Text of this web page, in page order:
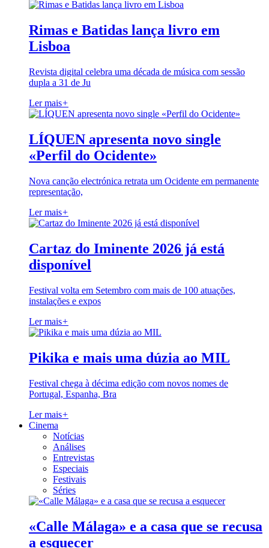
Rimas e Batidas lança livro em
Lisboa
Revista digital celebra uma década de música com sessão
dupla a 31 de Ju
Ler mais+
LÍQUEN apresenta novo single
«Perfil do Ocidente»
Nova canção electrónica retrata um Ocidente em permanente
representação,
Ler mais+
Cartaz do Iminente 2026 já está
disponível
Festival volta em Setembro com mais de 100 atuações,
instalações e expos
Ler mais+
Pikika e mais uma dúzia ao MIL
Festival chega à décima edição com novos nomes de
Portugal, Espanha, Bra
Ler mais+
Cinema
Notícias
Análises
Entrevistas
Especiais
Festivais
Séries
«Calle Málaga» e a casa que se recusa
a esquecer